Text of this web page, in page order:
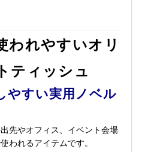
われやすいオリ
ティッシュ
やすい実用ノベル
先やオフィス、イベント会場
われるアイテムです。